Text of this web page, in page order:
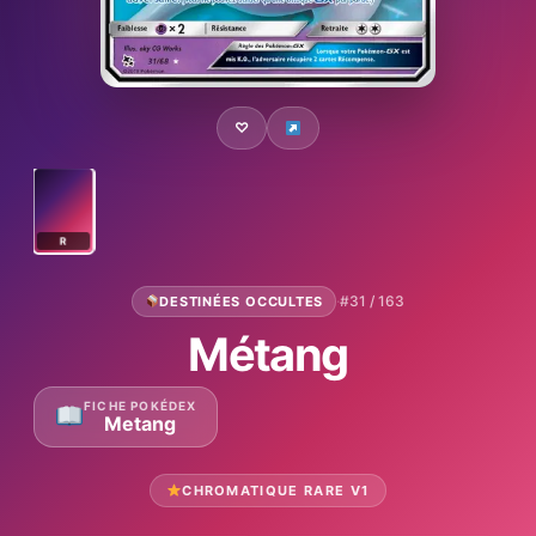
♡
R
DESTINÉES OCCULTES ·#31 / 163
Métang
FICHE POKÉDEX
Metang
CHROMATIQUE RARE V1